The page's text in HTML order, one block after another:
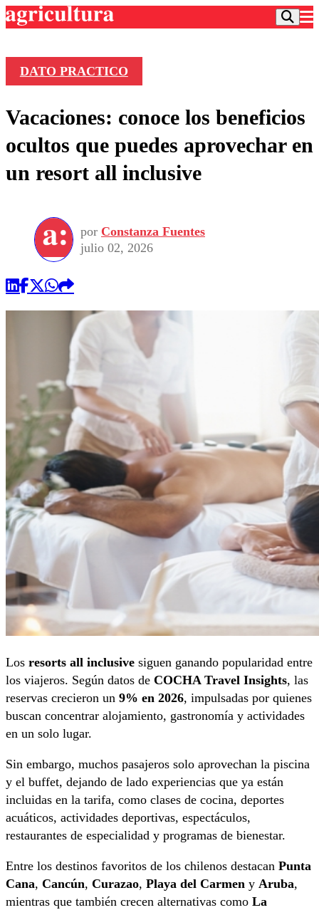
Frecuencias
Agricultura TV
Deportes
Colo Colo
Seleccion Chilena
Torneo Internacional
Universidad de Chile
Entretención
Economía
Internacional
Sustentabilidad
Publicaciones en medios
Opinión
DATO PRACTICO
Vacaciones: conoce los beneficios
ocultos que puedes aprovechar en
un resort all inclusive
por Constanza Fuentes
julio 02, 2026
Los resorts all inclusive siguen ganando popularidad entre
los viajeros. Según datos de COCHA Travel Insights, las
reservas crecieron un 9% en 2026, impulsadas por quienes
buscan concentrar alojamiento, gastronomía y actividades
en un solo lugar.
Sin embargo, muchos pasajeros solo aprovechan la piscina
y el buffet, dejando de lado experiencias que ya están
incluidas en la tarifa, como clases de cocina, deportes
acuáticos, actividades deportivas, espectáculos,
restaurantes de especialidad y programas de bienestar.
Entre los destinos favoritos de los chilenos destacan Punta
Cana, Cancún, Curazao, Playa del Carmen y Aruba,
mientras que también crecen alternativas como La